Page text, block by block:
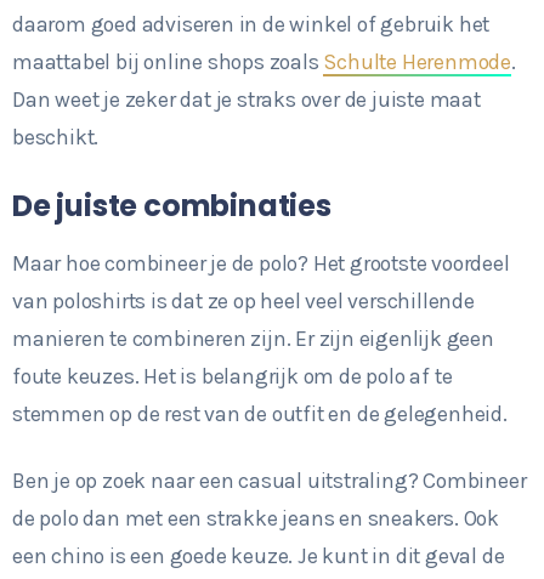
daarom goed adviseren in de winkel of gebruik het
maattabel bij online shops zoals Schulte Herenmode.
Dan weet je zeker dat je straks over de juiste maat
beschikt.
De juiste combinaties
Maar hoe combineer je de polo? Het grootste voordeel
van poloshirts is dat ze op heel veel verschillende
manieren te combineren zijn. Er zijn eigenlijk geen
foute keuzes. Het is belangrijk om de polo af te
stemmen op de rest van de outfit en de gelegenheid.
Ben je op zoek naar een casual uitstraling? Combineer
de polo dan met een strakke jeans en sneakers. Ook
een chino is een goede keuze. Je kunt in dit geval de